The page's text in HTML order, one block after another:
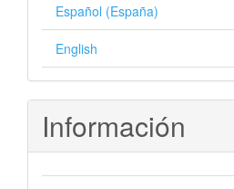
Español (España)
English
Información